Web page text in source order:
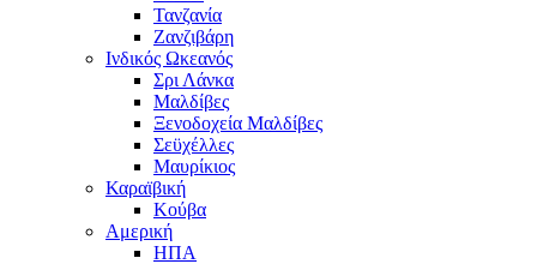
Τανζανία
Ζανζιβάρη
Ινδικός Ωκεανός
Σρι Λάνκα
Μαλδίβες
Ξενοδοχεία Μαλδίβες
Σεϋχέλλες
Μαυρίκιος
Καραϊβική
Κούβα
Αμερική
ΗΠΑ